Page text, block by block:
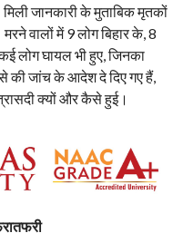
जानकारी के मुताबिक मृतकों
वालों में 9 लोग बिहार के, 8
लोग घायल भी हुए, जिनका
की जांच के आदेश दे दिए गए हैं,
क्यों और कैसे हुई।